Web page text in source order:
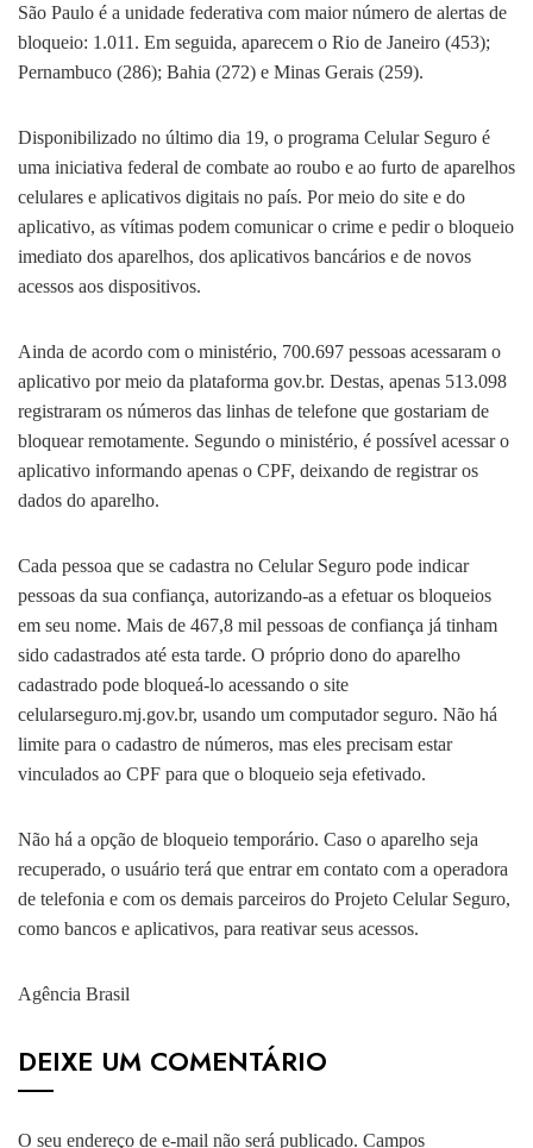
São Paulo é a unidade federativa com maior número de alertas de
bloqueio: 1.011. Em seguida, aparecem o Rio de Janeiro (453);
Pernambuco (286); Bahia (272) e Minas Gerais (259).
Disponibilizado no último dia 19, o programa Celular Seguro é
uma iniciativa federal de combate ao roubo e ao furto de aparelhos
celulares e aplicativos digitais no país. Por meio do site e do
aplicativo, as vítimas podem comunicar o crime e pedir o bloqueio
imediato dos aparelhos, dos aplicativos bancários e de novos
acessos aos dispositivos.
Ainda de acordo com o ministério, 700.697 pessoas acessaram o
aplicativo por meio da plataforma gov.br. Destas, apenas 513.098
registraram os números das linhas de telefone que gostariam de
bloquear remotamente. Segundo o ministério, é possível acessar o
aplicativo informando apenas o CPF, deixando de registrar os
dados do aparelho.
Cada pessoa que se cadastra no Celular Seguro pode indicar
pessoas da sua confiança, autorizando-as a efetuar os bloqueios
em seu nome. Mais de 467,8 mil pessoas de confiança já tinham
sido cadastrados até esta tarde. O próprio dono do aparelho
cadastrado pode bloqueá-lo acessando o site
celularseguro.mj.gov.br, usando um computador seguro. Não há
limite para o cadastro de números, mas eles precisam estar
vinculados ao CPF para que o bloqueio seja efetivado.
Não há a opção de bloqueio temporário. Caso o aparelho seja
recuperado, o usuário terá que entrar em contato com a operadora
de telefonia e com os demais parceiros do Projeto Celular Seguro,
como bancos e aplicativos, para reativar seus acessos.
Agência Brasil
DEIXE UM COMENTÁRIO
O seu endereço de e-mail não será publicado. Campos